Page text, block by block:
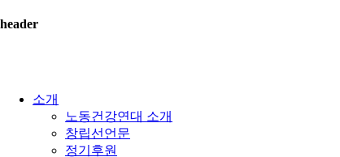
header
소개
노동건강연대 소개
창립선언문
정기후원